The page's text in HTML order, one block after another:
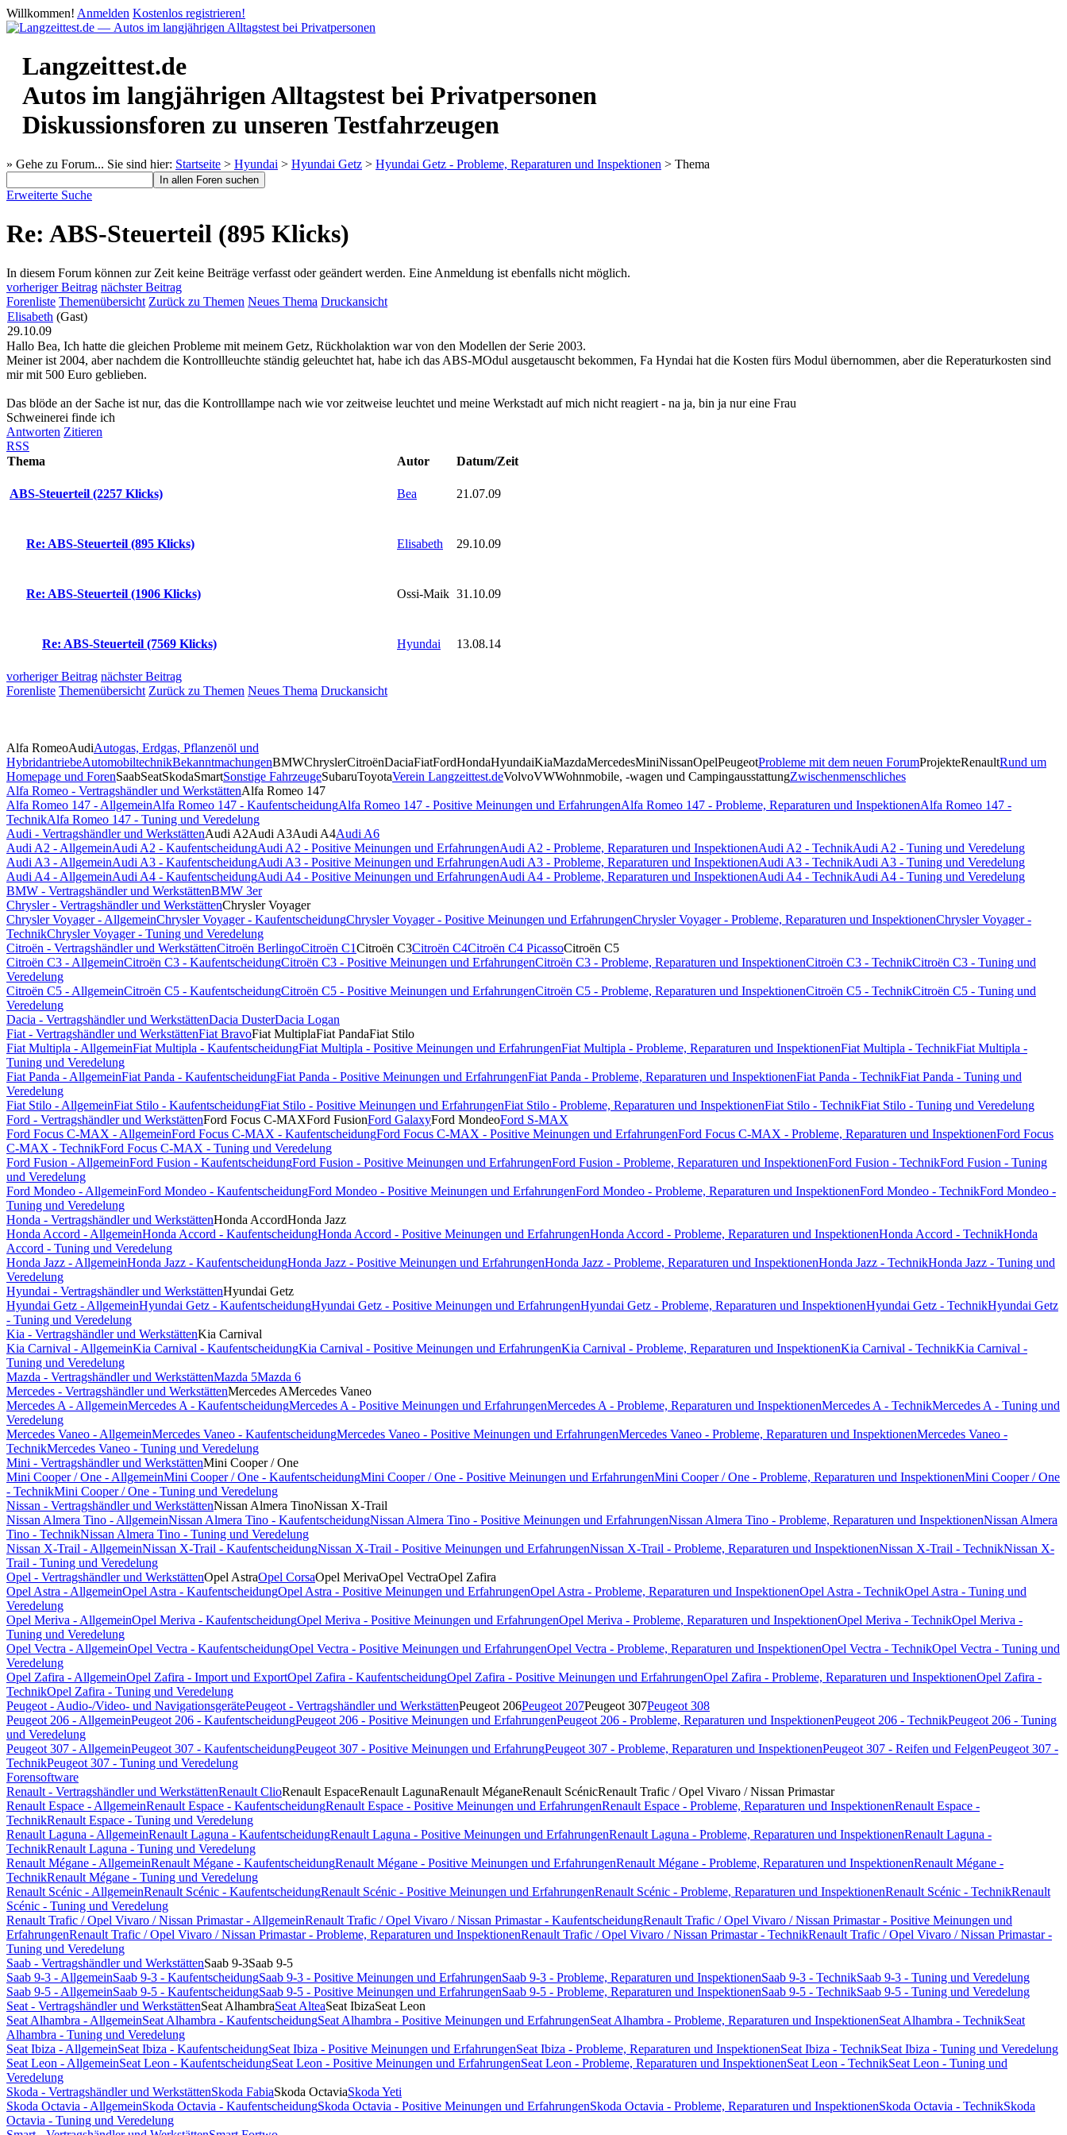
Willkommen! Anmelden Kostenlos registrieren!
Langzeittest.de
Autos im langjährigen Alltagstest bei Privatpersonen
Diskussionsforen zu unseren Testfahrzeugen
» Gehe zu Forum... Sie sind hier: Startseite > Hyundai > Hyundai Getz > Hyundai Getz - Probleme, Reparaturen und Inspektionen > Thema
Erweiterte Suche
Re: ABS-Steuerteil (895 Klicks)
In diesem Forum können zur Zeit keine Beiträge verfasst oder geändert werden. Eine Anmeldung ist ebenfalls nicht möglich.
vorheriger Beitrag nächster Beitrag
Forenliste Themenübersicht Zurück zu Themen Neues Thema Druckansicht
Elisabeth (Gast)
29.10.09
Hallo Bea, Ich hatte die gleichen Probleme mit meinem Getz, Rückholaktion war von den Modellen der Serie 2003.
Meiner ist 2004, aber nachdem die Kontrollleuchte ständig geleuchtet hat, habe ich das ABS-MOdul ausgetauscht bekommen, Fa Hyndai hat die Kosten fürs Modul übernommen, aber die Reperaturkosten sind
mir mit 500 Euro geblieben.
Das blöde an der Sache ist nur, das die Kontrolllampe nach wie vor zeitweise leuchtet und meine Werkstadt auf mich nicht reagiert - na ja, bin ja nur eine Frau
Schweinerei finde ich
Antworten Zitieren
RSS
Thema
Autor Datum/Zeit
ABS-Steuerteil (2257 Klicks) Bea 21.07.09
Re: ABS-Steuerteil (895 Klicks) Elisabeth 29.10.09
Re: ABS-Steuerteil (1906 Klicks) Ossi-Maik 31.10.09
Re: ABS-Steuerteil (7569 Klicks) Hyundai 13.08.14
vorheriger Beitrag nächster Beitrag
Forenliste Themenübersicht Zurück zu Themen Neues Thema Druckansicht
Alfa RomeoAudiAutogas, Erdgas, Pflanzenöl und
HybridantriebeAutomobiltechnikBekanntmachungenBMWChryslerCitroënDaciaFiatFordHondaHyundaiKiaMazdaMercedesMiniNissanOpelPeugeotProbleme mit dem neuen ForumProjekteRenaultRund um
Homepage und ForenSaabSeatSkodaSmartSonstige FahrzeugeSubaruToyotaVerein Langzeittest.deVolvoVWWohnmobile, -wagen und CampingausstattungZwischenmenschliches
Alfa Romeo - Vertragshändler und WerkstättenAlfa Romeo 147
Alfa Romeo 147 - AllgemeinAlfa Romeo 147 - KaufentscheidungAlfa Romeo 147 - Positive Meinungen und ErfahrungenAlfa Romeo 147 - Probleme, Reparaturen und InspektionenAlfa Romeo 147 -
TechnikAlfa Romeo 147 - Tuning und Veredelung
Audi - Vertragshändler und WerkstättenAudi A2Audi A3Audi A4Audi A6
Audi A2 - AllgemeinAudi A2 - KaufentscheidungAudi A2 - Positive Meinungen und ErfahrungenAudi A2 - Probleme, Reparaturen und InspektionenAudi A2 - TechnikAudi A2 - Tuning und Veredelung
Audi A3 - AllgemeinAudi A3 - KaufentscheidungAudi A3 - Positive Meinungen und ErfahrungenAudi A3 - Probleme, Reparaturen und InspektionenAudi A3 - TechnikAudi A3 - Tuning und Veredelung
Audi A4 - AllgemeinAudi A4 - KaufentscheidungAudi A4 - Positive Meinungen und ErfahrungenAudi A4 - Probleme, Reparaturen und InspektionenAudi A4 - TechnikAudi A4 - Tuning und Veredelung
BMW - Vertragshändler und WerkstättenBMW 3er
Chrysler - Vertragshändler und WerkstättenChrysler Voyager
Chrysler Voyager - AllgemeinChrysler Voyager - KaufentscheidungChrysler Voyager - Positive Meinungen und ErfahrungenChrysler Voyager - Probleme, Reparaturen und InspektionenChrysler Voyager -
TechnikChrysler Voyager - Tuning und Veredelung
Citroën - Vertragshändler und WerkstättenCitroën BerlingoCitroën C1Citroën C3Citroën C4Citroën C4 PicassoCitroën C5
Citroën C3 - AllgemeinCitroën C3 - KaufentscheidungCitroën C3 - Positive Meinungen und ErfahrungenCitroën C3 - Probleme, Reparaturen und InspektionenCitroën C3 - TechnikCitroën C3 - Tuning und
Veredelung
Citroën C5 - AllgemeinCitroën C5 - KaufentscheidungCitroën C5 - Positive Meinungen und ErfahrungenCitroën C5 - Probleme, Reparaturen und InspektionenCitroën C5 - TechnikCitroën C5 - Tuning und
Veredelung
Dacia - Vertragshändler und WerkstättenDacia DusterDacia Logan
Fiat - Vertragshändler und WerkstättenFiat BravoFiat MultiplaFiat PandaFiat Stilo
Fiat Multipla - AllgemeinFiat Multipla - KaufentscheidungFiat Multipla - Positive Meinungen und ErfahrungenFiat Multipla - Probleme, Reparaturen und InspektionenFiat Multipla - TechnikFiat Multipla -
Tuning und Veredelung
Fiat Panda - AllgemeinFiat Panda - KaufentscheidungFiat Panda - Positive Meinungen und ErfahrungenFiat Panda - Probleme, Reparaturen und InspektionenFiat Panda - TechnikFiat Panda - Tuning und
Veredelung
Fiat Stilo - AllgemeinFiat Stilo - KaufentscheidungFiat Stilo - Positive Meinungen und ErfahrungenFiat Stilo - Probleme, Reparaturen und InspektionenFiat Stilo - TechnikFiat Stilo - Tuning und Veredelung
Ford - Vertragshändler und WerkstättenFord Focus C-MAXFord FusionFord GalaxyFord MondeoFord S-MAX
Ford Focus C-MAX - AllgemeinFord Focus C-MAX - KaufentscheidungFord Focus C-MAX - Positive Meinungen und ErfahrungenFord Focus C-MAX - Probleme, Reparaturen und InspektionenFord Focus
C-MAX - TechnikFord Focus C-MAX - Tuning und Veredelung
Ford Fusion - AllgemeinFord Fusion - KaufentscheidungFord Fusion - Positive Meinungen und ErfahrungenFord Fusion - Probleme, Reparaturen und InspektionenFord Fusion - TechnikFord Fusion - Tuning
und Veredelung
Ford Mondeo - AllgemeinFord Mondeo - KaufentscheidungFord Mondeo - Positive Meinungen und ErfahrungenFord Mondeo - Probleme, Reparaturen und InspektionenFord Mondeo - TechnikFord Mondeo -
Tuning und Veredelung
Honda - Vertragshändler und WerkstättenHonda AccordHonda Jazz
Honda Accord - AllgemeinHonda Accord - KaufentscheidungHonda Accord - Positive Meinungen und ErfahrungenHonda Accord - Probleme, Reparaturen und InspektionenHonda Accord - TechnikHonda
Accord - Tuning und Veredelung
Honda Jazz - AllgemeinHonda Jazz - KaufentscheidungHonda Jazz - Positive Meinungen und ErfahrungenHonda Jazz - Probleme, Reparaturen und InspektionenHonda Jazz - TechnikHonda Jazz - Tuning und
Veredelung
Hyundai - Vertragshändler und WerkstättenHyundai Getz
Hyundai Getz - AllgemeinHyundai Getz - KaufentscheidungHyundai Getz - Positive Meinungen und ErfahrungenHyundai Getz - Probleme, Reparaturen und InspektionenHyundai Getz - TechnikHyundai Getz
- Tuning und Veredelung
Kia - Vertragshändler und WerkstättenKia Carnival
Kia Carnival - AllgemeinKia Carnival - KaufentscheidungKia Carnival - Positive Meinungen und ErfahrungenKia Carnival - Probleme, Reparaturen und InspektionenKia Carnival - TechnikKia Carnival -
Tuning und Veredelung
Mazda - Vertragshändler und WerkstättenMazda 5Mazda 6
Mercedes - Vertragshändler und WerkstättenMercedes AMercedes Vaneo
Mercedes A - AllgemeinMercedes A - KaufentscheidungMercedes A - Positive Meinungen und ErfahrungenMercedes A - Probleme, Reparaturen und InspektionenMercedes A - TechnikMercedes A - Tuning und
Veredelung
Mercedes Vaneo - AllgemeinMercedes Vaneo - KaufentscheidungMercedes Vaneo - Positive Meinungen und ErfahrungenMercedes Vaneo - Probleme, Reparaturen und InspektionenMercedes Vaneo -
TechnikMercedes Vaneo - Tuning und Veredelung
Mini - Vertragshändler und WerkstättenMini Cooper / One
Mini Cooper / One - AllgemeinMini Cooper / One - KaufentscheidungMini Cooper / One - Positive Meinungen und ErfahrungenMini Cooper / One - Probleme, Reparaturen und InspektionenMini Cooper / One
- TechnikMini Cooper / One - Tuning und Veredelung
Nissan - Vertragshändler und WerkstättenNissan Almera TinoNissan X-Trail
Nissan Almera Tino - AllgemeinNissan Almera Tino - KaufentscheidungNissan Almera Tino - Positive Meinungen und ErfahrungenNissan Almera Tino - Probleme, Reparaturen und InspektionenNissan Almera
Tino - TechnikNissan Almera Tino - Tuning und Veredelung
Nissan X-Trail - AllgemeinNissan X-Trail - KaufentscheidungNissan X-Trail - Positive Meinungen und ErfahrungenNissan X-Trail - Probleme, Reparaturen und InspektionenNissan X-Trail - TechnikNissan X-
Trail - Tuning und Veredelung
Opel - Vertragshändler und WerkstättenOpel AstraOpel CorsaOpel MerivaOpel VectraOpel Zafira
Opel Astra - AllgemeinOpel Astra - KaufentscheidungOpel Astra - Positive Meinungen und ErfahrungenOpel Astra - Probleme, Reparaturen und InspektionenOpel Astra - TechnikOpel Astra - Tuning und
Veredelung
Opel Meriva - AllgemeinOpel Meriva - KaufentscheidungOpel Meriva - Positive Meinungen und ErfahrungenOpel Meriva - Probleme, Reparaturen und InspektionenOpel Meriva - TechnikOpel Meriva -
Tuning und Veredelung
Opel Vectra - AllgemeinOpel Vectra - KaufentscheidungOpel Vectra - Positive Meinungen und ErfahrungenOpel Vectra - Probleme, Reparaturen und InspektionenOpel Vectra - TechnikOpel Vectra - Tuning und
Veredelung
Opel Zafira - AllgemeinOpel Zafira - Import und ExportOpel Zafira - KaufentscheidungOpel Zafira - Positive Meinungen und ErfahrungenOpel Zafira - Probleme, Reparaturen und InspektionenOpel Zafira -
TechnikOpel Zafira - Tuning und Veredelung
Peugeot - Audio-/Video- und NavigationsgerätePeugeot - Vertragshändler und WerkstättenPeugeot 206Peugeot 207Peugeot 307Peugeot 308
Peugeot 206 - AllgemeinPeugeot 206 - KaufentscheidungPeugeot 206 - Positive Meinungen und ErfahrungenPeugeot 206 - Probleme, Reparaturen und InspektionenPeugeot 206 - TechnikPeugeot 206 - Tuning
und Veredelung
Peugeot 307 - AllgemeinPeugeot 307 - KaufentscheidungPeugeot 307 - Positive Meinungen und ErfahrungPeugeot 307 - Probleme, Reparaturen und InspektionenPeugeot 307 - Reifen und FelgenPeugeot 307 -
TechnikPeugeot 307 - Tuning und Veredelung
Forensoftware
Renault - Vertragshändler und WerkstättenRenault ClioRenault EspaceRenault LagunaRenault MéganeRenault ScénicRenault Trafic / Opel Vivaro / Nissan Primastar
Renault Espace - AllgemeinRenault Espace - KaufentscheidungRenault Espace - Positive Meinungen und ErfahrungenRenault Espace - Probleme, Reparaturen und InspektionenRenault Espace -
TechnikRenault Espace - Tuning und Veredelung
Renault Laguna - AllgemeinRenault Laguna - KaufentscheidungRenault Laguna - Positive Meinungen und ErfahrungenRenault Laguna - Probleme, Reparaturen und InspektionenRenault Laguna -
TechnikRenault Laguna - Tuning und Veredelung
Renault Mégane - AllgemeinRenault Mégane - KaufentscheidungRenault Mégane - Positive Meinungen und ErfahrungenRenault Mégane - Probleme, Reparaturen und InspektionenRenault Mégane -
TechnikRenault Mégane - Tuning und Veredelung
Renault Scénic - AllgemeinRenault Scénic - KaufentscheidungRenault Scénic - Positive Meinungen und ErfahrungenRenault Scénic - Probleme, Reparaturen und InspektionenRenault Scénic - TechnikRenault
Scénic - Tuning und Veredelung
Renault Trafic / Opel Vivaro / Nissan Primastar - AllgemeinRenault Trafic / Opel Vivaro / Nissan Primastar - KaufentscheidungRenault Trafic / Opel Vivaro / Nissan Primastar - Positive Meinungen und
ErfahrungenRenault Trafic / Opel Vivaro / Nissan Primastar - Probleme, Reparaturen und InspektionenRenault Trafic / Opel Vivaro / Nissan Primastar - TechnikRenault Trafic / Opel Vivaro / Nissan Primastar -
Tuning und Veredelung
Saab - Vertragshändler und WerkstättenSaab 9-3Saab 9-5
Saab 9-3 - AllgemeinSaab 9-3 - KaufentscheidungSaab 9-3 - Positive Meinungen und ErfahrungenSaab 9-3 - Probleme, Reparaturen und InspektionenSaab 9-3 - TechnikSaab 9-3 - Tuning und Veredelung
Saab 9-5 - AllgemeinSaab 9-5 - KaufentscheidungSaab 9-5 - Positive Meinungen und ErfahrungenSaab 9-5 - Probleme, Reparaturen und InspektionenSaab 9-5 - TechnikSaab 9-5 - Tuning und Veredelung
Seat - Vertragshändler und WerkstättenSeat AlhambraSeat AlteaSeat IbizaSeat Leon
Seat Alhambra - AllgemeinSeat Alhambra - KaufentscheidungSeat Alhambra - Positive Meinungen und ErfahrungenSeat Alhambra - Probleme, Reparaturen und InspektionenSeat Alhambra - TechnikSeat
Alhambra - Tuning und Veredelung
Seat Ibiza - AllgemeinSeat Ibiza - KaufentscheidungSeat Ibiza - Positive Meinungen und ErfahrungenSeat Ibiza - Probleme, Reparaturen und InspektionenSeat Ibiza - TechnikSeat Ibiza - Tuning und Veredelung
Seat Leon - AllgemeinSeat Leon - KaufentscheidungSeat Leon - Positive Meinungen und ErfahrungenSeat Leon - Probleme, Reparaturen und InspektionenSeat Leon - TechnikSeat Leon - Tuning und
Veredelung
Skoda - Vertragshändler und WerkstättenSkoda FabiaSkoda OctaviaSkoda Yeti
Skoda Octavia - AllgemeinSkoda Octavia - KaufentscheidungSkoda Octavia - Positive Meinungen und ErfahrungenSkoda Octavia - Probleme, Reparaturen und InspektionenSkoda Octavia - TechnikSkoda
Octavia - Tuning und Veredelung